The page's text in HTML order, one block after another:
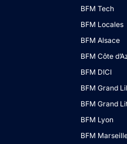
BFM Tech
BFM Locales
BFM Alsace
BFM Côte
BFM DICI
BFM Grand
BFM Grand
BFM Lyon
BFM